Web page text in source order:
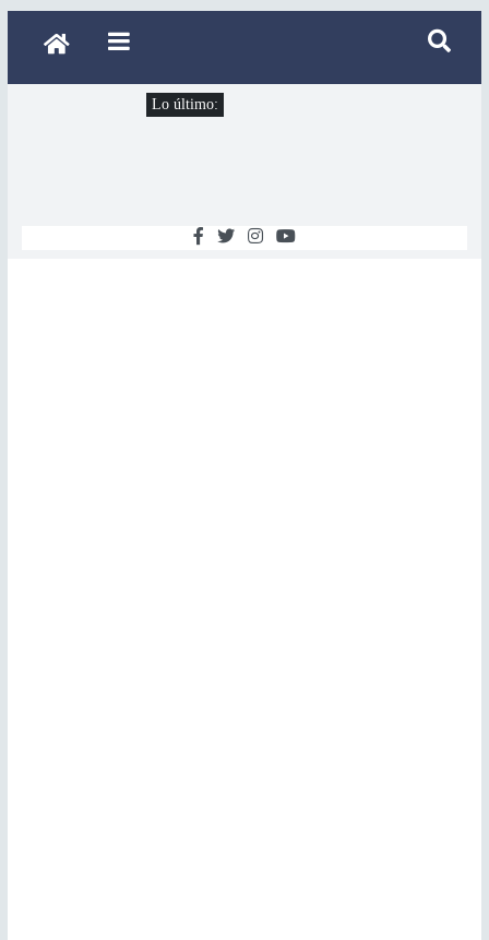
Lo último: